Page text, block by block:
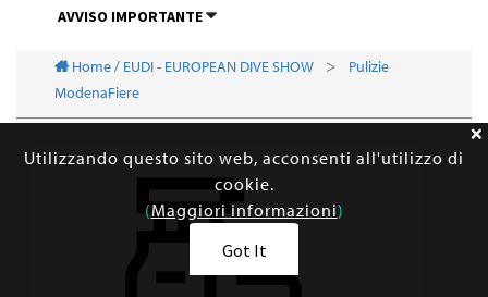
AVVISO IMPORTANTE
Home / EUDI - EUROPEAN DIVE SHOW
Pulizie
ModenaFiere
Utilizzando questo sito web, acconsenti all'utilizzo di
cookie.
(Maggiori informazioni)
Got It